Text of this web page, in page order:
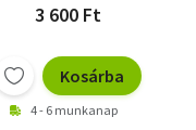
3 600 Ft
Kosárba
4 - 6 munkanap